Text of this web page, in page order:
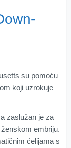
su pomoću
koji uzrokuje
zaslužan je za
embriju.
ćelijama s